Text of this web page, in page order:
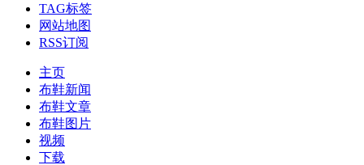
TAG标签
网站地图
RSS订阅
主页
布鞋新闻
布鞋文章
布鞋图片
视频
下载